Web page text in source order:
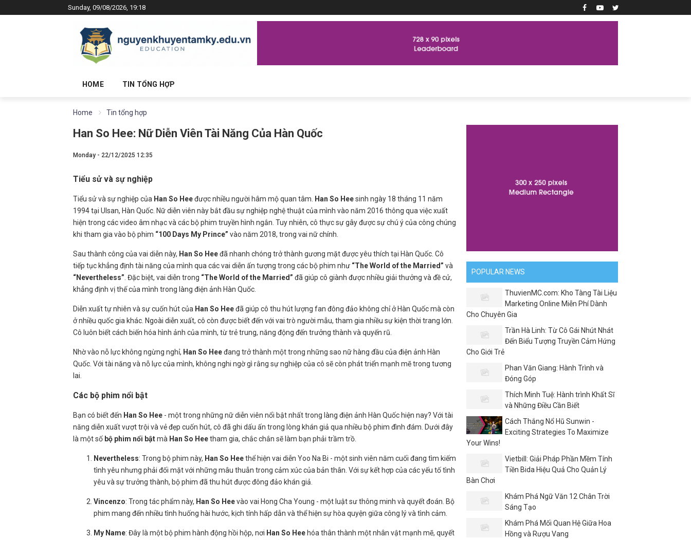
Sunday, 09/08/2026, 19:18
HOME TIN TỔNG HỢP
Home Tin tổng hợp
Han So Hee: Nữ Diễn Viên Tài Năng Của Hàn Quốc
Monday - 22/12/2025 12:35
Tiểu sử và sự nghiệp
Tiểu sử và sự nghiệp của Han So Heeđược nhiều người hâm mộ quan tâm. Han So Heesinh ngày 18 tháng 11 năm
1994 tại Ulsan, Hàn Quốc. Nữ diễn viên này bắt đầu sự nghiệp nghệ thuật của mình vào năm 2016 thông qua việc xuất
hiện trong các video âm nhạc và các bộ phim truyền hình ngắn. Tuy nhiên, cô thực sự gây được sự chú ý của công chúng
khi tham gia vào bộ phim “100 Days My Prince” vào năm 2018, trong vai nữ chính.
Sau thành công của vai diễn này, Han So Heeđã nhanh chóng trở thành gương mặt được yêu thích tại Hàn Quốc. Cô
tiếp tục khẳng định tài năng của mình qua các vai diễn ấn tượng trong các bộ phim như “The World of the Married” và
“Nevertheless” . Đặc biệt, vai diễn trong “The World of the Married” đã giúp cô giành được nhiều giải thưởng và đề cử,
khẳng định vị thế của mình trong làng điện ảnh Hàn Quốc.
Diễn xuất tự nhiên và sự cuốn hút của Han So Heeđã giúp cô thu hút lượng fan đông đảo không chỉ ở Hàn Quốc mà còn
ở nhiều quốc gia khác. Ngoài diễn xuất, cô còn được biết đến với vai trò người mẫu, tham gia nhiều sự kiện thời trang lớn.
Cô luôn biết cách biến hóa hình ảnh của mình, từ trẻ trung, năng động đến trưởng thành và quyến rũ.
Nhờ vào nỗ lực không ngừng nghỉ, Han So Heeđang trở thành một trong những sao nữ hàng đầu của điện ảnh Hàn
Quốc. Với tài năng và nỗ lực của mình, không nghi ngờ gì rằng sự nghiệp của cô sẽ còn phát triển mạnh mẽ trong tương
lai.
Các bộ phim nổi bật
Bạn có biết đến Han So Hee - một trong những nữ diễn viên nổi bật nhất trong làng điện ảnh Hàn Quốc hiện nay? Với tài
năng diễn xuất vượt trội và vẻ đẹp cuốn hút, cô đã ghi dấu ấn trong lòng khán giả qua nhiều bộ phim đình đám. Dưới đây
là một số bộ phim nổi bậtmà Han So Heetham gia, chắc chắn sẽ làm bạn phải trầm trồ.
Nevertheless: Trong bộ phim này, Han So Heethể hiện vai diễn Yoo Na Bi - một sinh viên năm cuối đang tìm kiếm
tình yêu nhưng phải đối mặt với những mâu thuẫn trong cảm xúc của bản thân. Với sự kết hợp của các yếu tố tình
yêu và sự trưởng thành, bộ phim đã thu hút được đông đảo khán giả.
Vincenzo: Trong tác phẩm này, Han So Heevào vai Hong Cha Young - một luật sư thông minh và quyết đoán. Bộ
phim mang đến nhiều tình huống hài hước, kịch tính hấp dẫn và thể hiện sự hòa quyện giữa công lý và tình cảm.
My Name: Đây là một bộ phim hành động hồi hộp, nơi Han So Hee hóa thân thành một nhân vật mạnh mẽ, quyết
POPULAR NEWS
ThuvienMC.com: Kho Tàng Tài Liệu
Marketing Online Miễn Phí Dành
Cho Chuyên Gia
Trần Hà Linh: Từ Cô Gái Nhút Nhát
Đến Biểu Tượng Truyền Cảm Hứng
Cho Giới Trẻ
Phan Văn Giang: Hành Trình và
Đóng Góp
Thích Minh Tuệ: Hành trình Khất Sĩ
và Những Điều Cần Biết
Cách Thắng Nổ Hũ Sunwin -
Exciting Strategies To Maximize
Your Wins!
Vietbill: Giải Pháp Phần Mềm Tính
Tiền Bida Hiệu Quả Cho Quản Lý
Bàn Chơi
Khám Phá Ngữ Văn 12 Chân Trời
Sáng Tạo
Khám Phá Mối Quan Hệ Giữa Hoa
Hồng và Rượu Vang